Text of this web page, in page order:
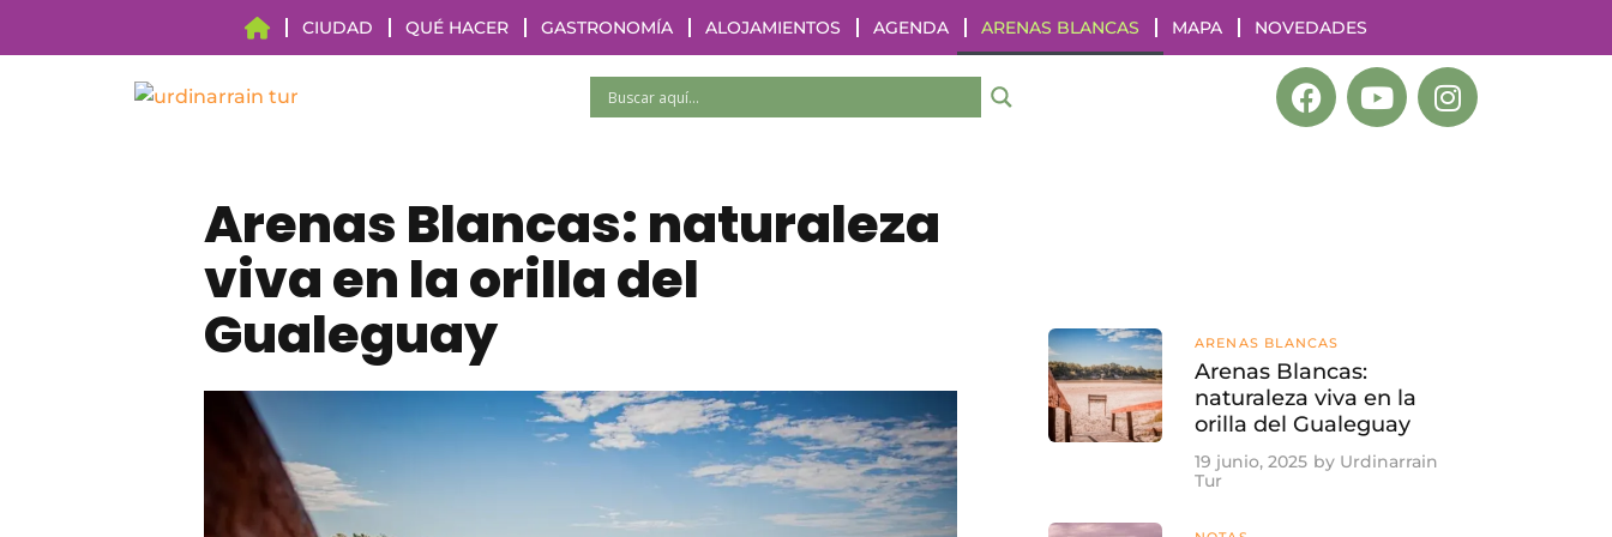
CIUDAD QUÉ HACER GASTRONOMÍA ALOJAMIENTOS AGENDA ARENAS BLANCAS MAPA NOVEDADES
Arenas Blancas: naturaleza
viva en la orilla del
Gualeguay ARENAS BLANCAS
Arenas Blancas:
naturaleza viva en la
orilla del Gualeguay
19 junio, 2025 by Urdinarrain
Tur